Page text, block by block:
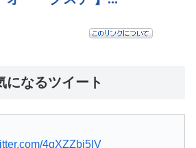
になるツイート
4gXZZbi5IV